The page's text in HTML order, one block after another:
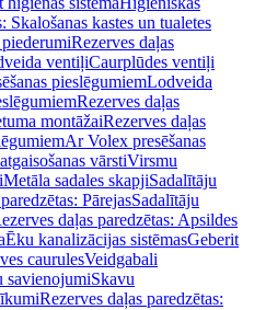
Skalošanas kastes un tualetes
Rezerves daļas
ventiļiCaurplūdes ventiļi
pieslēgumiemLodveida
Rezerves daļas
montāžaiRezerves daļas
Ar Volex presēšanas
vārstiVirsmu
Metāla sadales skapjiSadalītāju
PārejasSadalītāju
daļas paredzētas: Apsildes
Ēku kanalizācijas sistēmasGeberit
caurulesVeidgabali
savienojumiSkavu
Rezerves daļas paredzētas: